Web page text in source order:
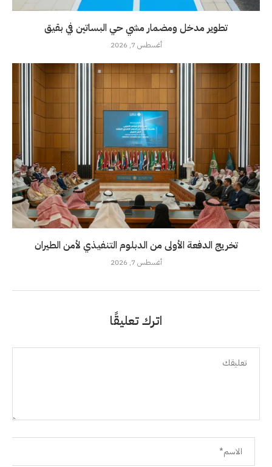
تطوير مدخل ومضمار مشي حي البساتين في بقيق
أغسطس 7, 2026
تخريج الدفعة الأولى من الدبلوم التنفيذي لأمن الطيران
أغسطس 7, 2026
اترك تعليقًا